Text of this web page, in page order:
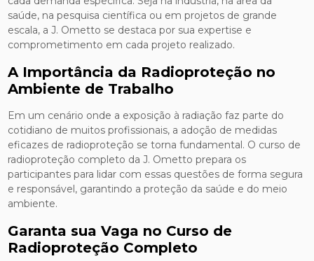
saúde, na pesquisa científica ou em projetos de grande
escala, a J. Ometto se destaca por sua expertise e
comprometimento em cada projeto realizado.
A Importância da Radioproteção no
Ambiente de Trabalho
Em um cenário onde a exposição à radiação faz parte do
cotidiano de muitos profissionais, a adoção de medidas
eficazes de radioproteção se torna fundamental. O curso de
radioproteção completo da J. Ometto prepara os
participantes para lidar com essas questões de forma segura
e responsável, garantindo a proteção da saúde e do meio
ambiente.
Garanta sua Vaga no Curso de
Radioproteção Completo